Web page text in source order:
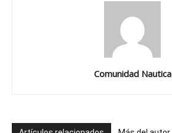
Comunidad Nautica